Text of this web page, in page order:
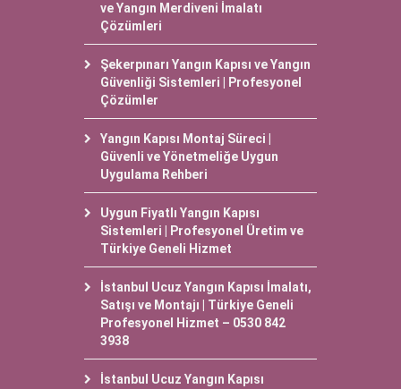
ve Yangın Merdiveni İmalatı
Çözümleri
Şekerpınarı Yangın Kapısı ve Yangın
Güvenliği Sistemleri | Profesyonel
Çözümler
Yangın Kapısı Montaj Süreci |
Güvenli ve Yönetmeliğe Uygun
Uygulama Rehberi
Uygun Fiyatlı Yangın Kapısı
Sistemleri | Profesyonel Üretim ve
Türkiye Geneli Hizmet
İstanbul Ucuz Yangın Kapısı İmalatı,
Satışı ve Montajı | Türkiye Geneli
Profesyonel Hizmet – 0530 842
3938
İstanbul Ucuz Yangın Kapısı